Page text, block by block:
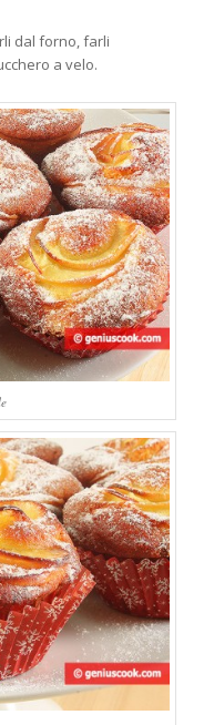
dal forno, farli
a velo.